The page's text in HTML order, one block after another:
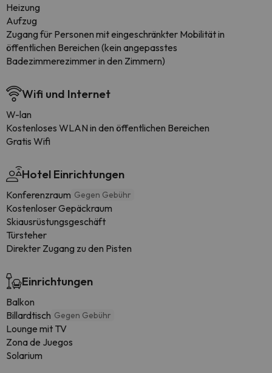
Heizung
Aufzug
Zugang für Personen mit eingeschränkter Mobilität in
öffentlichen Bereichen (kein angepasstes
Badezimmerezimmer in den Zimmern)
Wifi und Internet
W-lan
Kostenloses WLAN in den öffentlichen Bereichen
Gratis Wifi
Hotel Einrichtungen
Konferenzraum Gegen Gebühr
Kostenloser Gepäckraum
Skiausrüstungsgeschäft
Türsteher
Direkter Zugang zu den Pisten
Einrichtungen
Balkon
Billardtisch Gegen Gebühr
Lounge mit TV
Zona de Juegos
Solarium